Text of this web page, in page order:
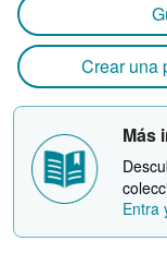
Crear una
Más
Entra